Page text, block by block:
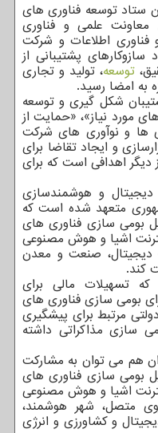
ستاد توسعه فناوری های
معاونت علمی و فناوری
فناوری اطلاعات و شرکت
سازوکارهای پشتیبانی از
توسعه، تولید و تجاری
به امضا رسید.
شکل گیری و توسعه
مورد نیاز»، «حمایت از
ها و نوآوری های شرکت
و ایجاد تقاضا برای
دیگر اهدافی است که برای
و هوشمندسازی
متعهد شده است که
بومی سازی فناوری های
اشیا و هوش مصنوعی
دیجیتال، صنعت و معدن
کند.
تسهیلات مالی برای
بومی سازی فناوری های
مرتبط برای پیشگیری
سازی مذاکراتی داشته
هم می توان به مشارکت
بومی سازی فناوری های
اشیا و هوش مصنوعی
متصل، شهر هوشمند،
و کشاورزی و انرژی